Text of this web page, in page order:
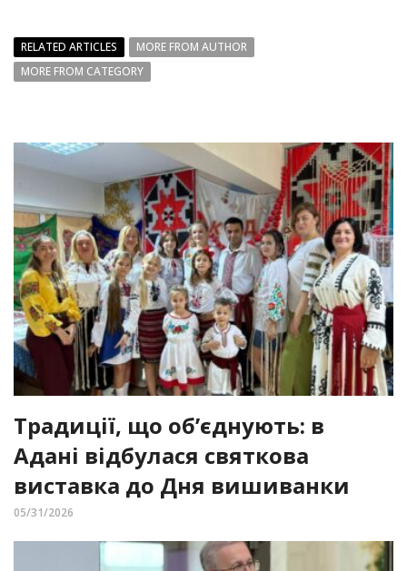
RELATED ARTICLES
MORE FROM AUTHOR
MORE FROM CATEGORY
Традиції, що об’єднують: в
Адані відбулася святкова
виставка до Дня вишиванки
05/31/2026